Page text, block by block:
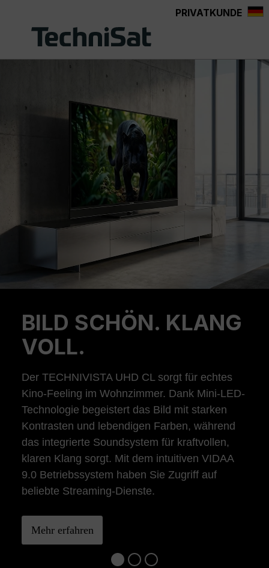
PRIVATKUNDE
BILD SCHÖN. KLANG
VOLL.
Der TECHNIVISTA UHD CL sorgt für echtes
Kino-Feeling im Wohnzimmer. Dank Mini-LED-
Technologie begeistert das Bild mit starken
Kontrasten und lebendigen Farben, während
das integrierte Soundsystem für kraftvollen,
klaren Klang sorgt. Mit dem intuitiven VIDAA
9.0 Betriebssystem haben Sie Zugriff auf
beliebte Streaming-Dienste.
Mehr erfahren
Previous